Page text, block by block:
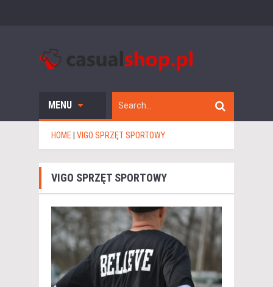
MENU
HOME VIGO SPRZĘT SPORTOWY
VIGO SPRZĘT SPORTOWY